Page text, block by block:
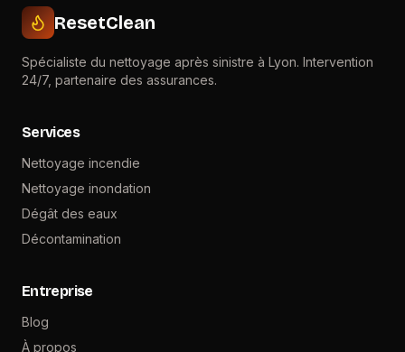
ResetClean
Spécialiste du nettoyage après sinistre à Lyon. Intervention
24/7, partenaire des assurances.
Services
Nettoyage incendie
Nettoyage inondation
Dégât des eaux
Décontamination
Entreprise
Blog
À propos